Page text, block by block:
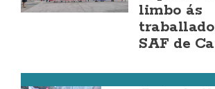
limbo ás
SAF de